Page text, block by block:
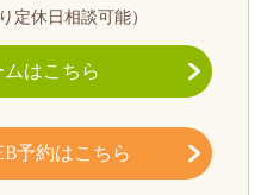
定休日相談可能）
はこちら
予約はこちら